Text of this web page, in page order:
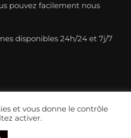
pouvez facilement nous
disponibles 24h/24 et 7j/7
et vous donne le contrôle
activer.